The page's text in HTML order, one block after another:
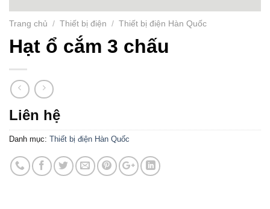
Trang chủ / Thiết bị điện / Thiết bị điện Hàn Quốc
Hạt ổ cắm 3 chấu
Liên hệ
Danh mục: Thiết bị điện Hàn Quốc